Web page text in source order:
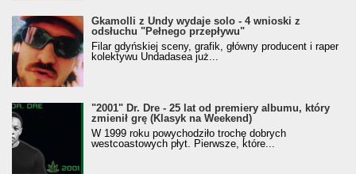
Gkamolli z Undy wydaje solo - 4 wnioski z
odsłuchu "Pełnego przepływu"
Filar gdyńskiej sceny, grafik, główny producent i raper
kolektywu Undadasea już...
"2001" Dr. Dre - 25 lat od premiery albumu, który
zmienił grę (Klasyk na Weekend)
W 1999 roku powychodziło trochę dobrych
westcoastowych płyt. Pierwsze, które...